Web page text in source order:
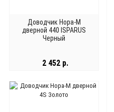
Доводчик Нора-М
дверной 440 ISPARUS
Черный
2 452 р.